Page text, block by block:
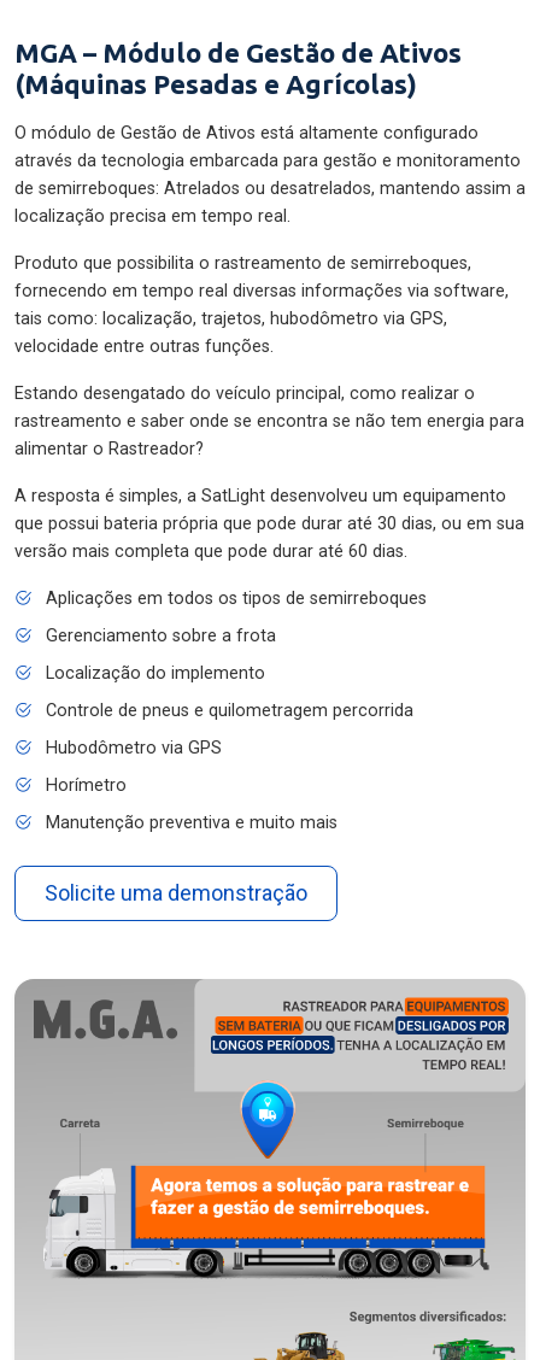
MGA – Módulo de Gestão de Ativos
(Máquinas Pesadas e Agrícolas)
O módulo de Gestão de Ativos está altamente configurado
através da tecnologia embarcada para gestão e monitoramento
de semirreboques: Atrelados ou desatrelados, mantendo assim a
localização precisa em tempo real.
Produto que possibilita o rastreamento de semirreboques,
fornecendo em tempo real diversas informações via software,
tais como: localização, trajetos, hubodômetro via GPS,
velocidade entre outras funções.
Estando desengatado do veículo principal, como realizar o
rastreamento e saber onde se encontra se não tem energia para
alimentar o Rastreador?
A resposta é simples, a SatLight desenvolveu um equipamento
que possui bateria própria que pode durar até 30 dias, ou em sua
versão mais completa que pode durar até 60 dias.
Aplicações em todos os tipos de semirreboques
Gerenciamento sobre a frota
Localização do implemento
Controle de pneus e quilometragem percorrida
Hubodômetro via GPS
Horímetro
Manutenção preventiva e muito mais
Solicite uma demonstração